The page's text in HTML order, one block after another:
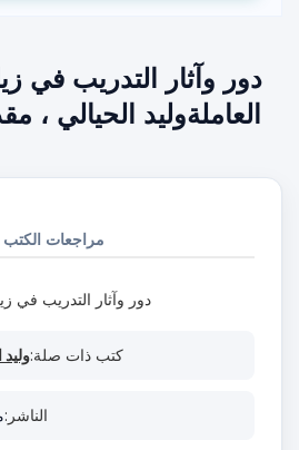
دور وآثار التدريب في
العاملةوليد الحيالي
مراجعات الكتب
دور وآثار التدريب في
كتب ذات صلة:
الناشر: